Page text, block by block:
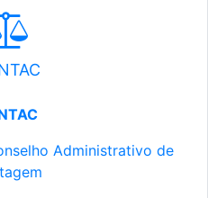
Administrativo de